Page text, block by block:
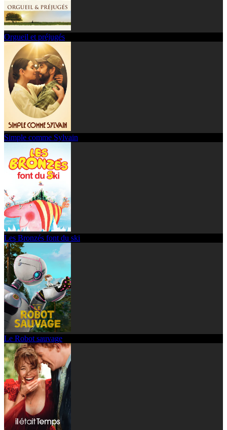
Orgueil et préjugés
Simple comme Sylvain
Les Bronzés font du ski
Le Robot sauvage